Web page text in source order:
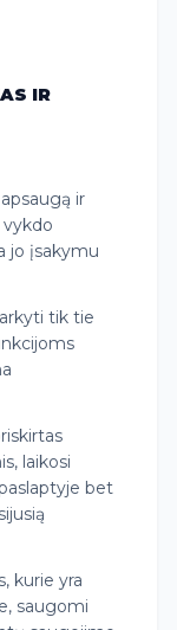
IR
ir
jo įsakymu
tik tie
laikosi
bet
kurie yra
saugomi